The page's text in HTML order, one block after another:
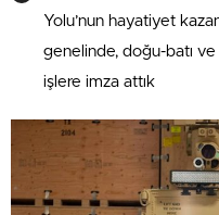
Yolu’nun hayatiyet
genelinde, doğu-batı
işlere imza attık